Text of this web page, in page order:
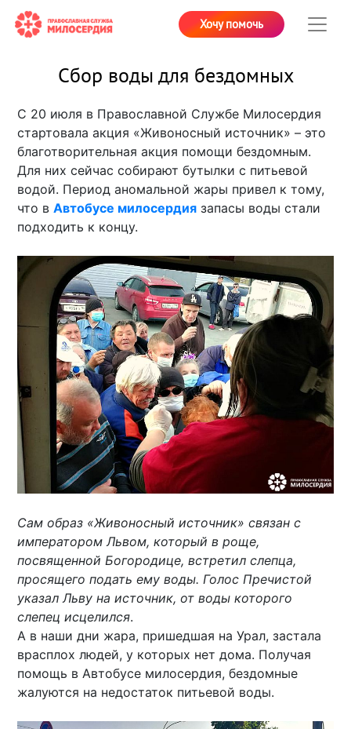
Хочу помочь
Сбор воды для бездомных
С 20 июля в Православной Службе Милосердия
стартовала акция «Живоносный источник» – это
благотворительная акция помощи бездомным.
Для них сейчас собирают бутылки с питьевой
водой. Период аномальной жары привел к тому,
что вАвтобусе милосердия запасы воды стали
подходить к концу.
Сам образ «Живоносный источник» связан с
императором Львом, который в роще,
посвященной Богородице, встретил слепца,
просящего подать ему воды. Голос Пречистой
указал Льву на источник, от воды которого
слепец исцелился.
А в наши дни жара, пришедшая на Урал, застала
врасплох людей, у которых нет дома. Получая
помощь в Автобусе милосердия, бездомные
жалуются на недостаток питьевой воды.